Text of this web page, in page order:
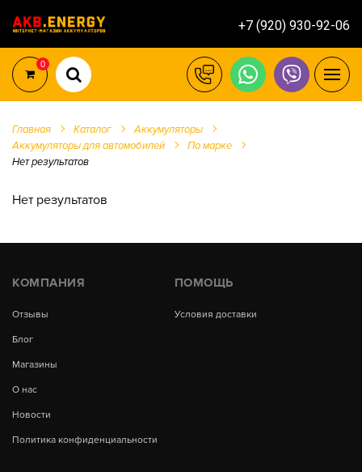
+7 (920) 930-92-06
0
Главная Каталог
Аккумуляторы
Аккумуляторы для автомобилей
По марке
Нет результатов
Нет результатов
КОМПАНИЯ
Отзывы
Блог
Магазины
О нас
Новости
Политика конфиденциальности
ПОМОЩЬ
Условия доставки